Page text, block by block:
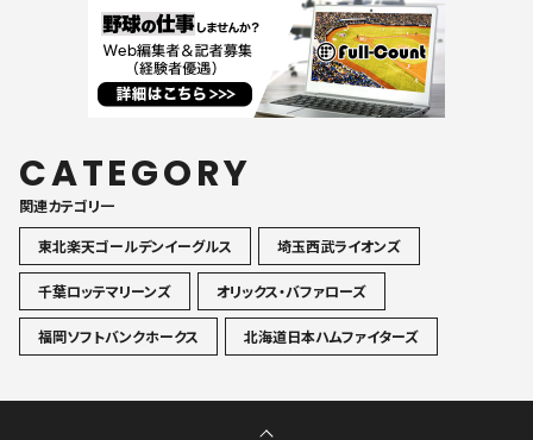
CATEGORY
関連カテゴリ一
東北楽天ゴールデンイーグルス
埼玉西武ライオンズ
千葉ロッテマリーンズ オリックス・バファローズ
福岡ソフトバンクホークス 北海道日本ハムファイターズ